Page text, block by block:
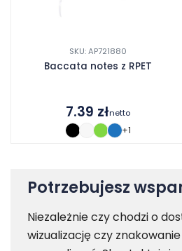
SKU: AP721880
Baccata notes z RPET
7.39 złnetto
+1
Potrzebujesz
Niezależnie czy chodzi o
wizualizację czy